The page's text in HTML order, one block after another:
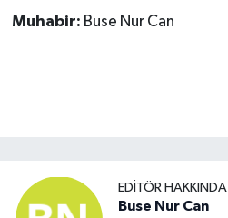
Muhabir: Buse Nur Can
EDITÖR HAKKINDA
Buse Nur Can